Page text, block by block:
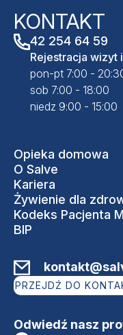
KONTAKT
42 254 64 59
Rejestracja wizyt
pon-pt 7:00 -
sob 7:00 - 18:00
niedz 9:00 - 15:00
Opieka domowa
O Salve
Kariera
Żywienie dla
Kodeks Pacjenta
BIP
PRZEJDŹ DO
Odwiedź nasz